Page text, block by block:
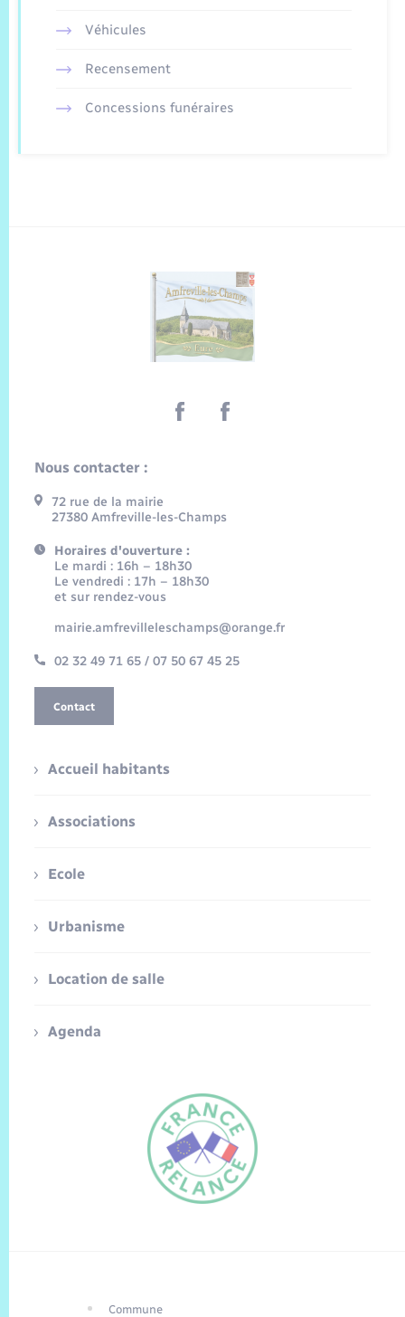
Véhicules
Recensement
Concessions funéraires
Nous contacter :
72 rue de la mairie
27380 Amfreville-les-Champs
Horaires d'ouverture :
Le mardi : 16h – 18h30
Le vendredi : 17h – 18h30
et sur rendez-vous
mairie.amfrevilleleschamps@orange.fr
02 32 49 71 65 / 07 50 67 45 25
Contact
Accueil habitants
Associations
Ecole
Urbanisme
Location de salle
Agenda
Commune